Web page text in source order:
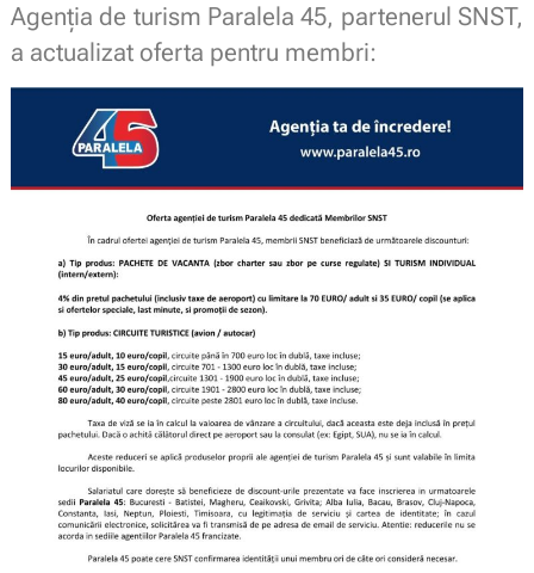
Agenția de turism Paralela 45, partenerul SNST,
a actualizat oferta pentru membri: